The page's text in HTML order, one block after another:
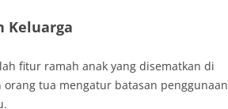
Keluarga
fitur ramah anak yang disematkan di
tua mengatur batasan penggunaan